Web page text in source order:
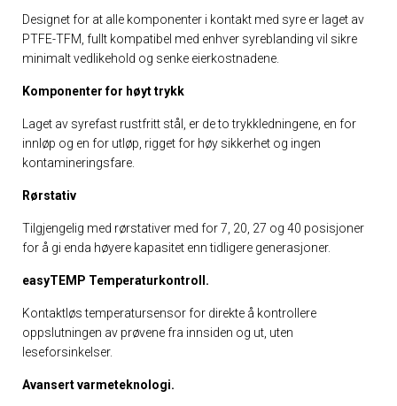
Designet for at alle komponenter i kontakt med syre er laget av
PTFE-TFM, fullt kompatibel med enhver syreblanding vil sikre
minimalt vedlikehold og senke eierkostnadene.
Komponenter for høyt trykk
Laget av syrefast rustfritt stål, er de to trykkledningene, en for
innløp og en for utløp, rigget for høy sikkerhet og ingen
kontamineringsfare.
Rørstativ
Tilgjengelig med rørstativer med for 7, 20, 27 og 40 posisjoner
for å gi enda høyere kapasitet enn tidligere generasjoner.
easyTEMP Temperaturkontroll.
Kontaktløs temperatursensor for direkte å kontrollere
oppslutningen av prøvene fra innsiden og ut, uten
leseforsinkelser.
Avansert varmeteknologi.